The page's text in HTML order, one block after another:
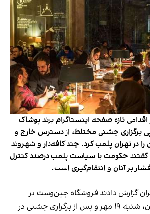
تازه صفحه اینستاگرام برند پوشاک
برگزاری جشنی مختلط، از دسترس خارج و
در تهران پلمب کرد. چند کافه‌‌دار و شهروند
گفتند حکومت با سیاست پلمب درصدد کنترل
بر آنان و انتقام‌گیری است.
گزارش دادند فروشگاه جین‌وست در
خیابان فرشته تهران، شنبه ۱۹ مهر و پس از برگزاری جشنی در